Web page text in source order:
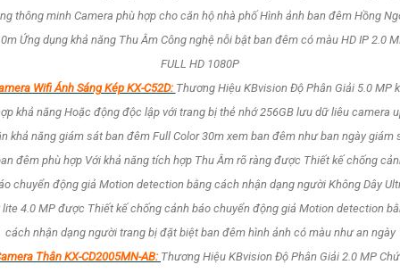
thông minh Camera phù hợp cho căn hộ nhà phố Hình ảnh ban đêm Hồng
Ứng dụng khả năng Thu Âm Công nghệ nỗi bật ban đêm có màu HD IP 2.0
FULL HD 1080P
Wifi Ánh Sáng Kép KX-C52D: Thương Hiệu KBvision Độ Phân Giải 5.0 MP
khả năng Hoặc động độc lập với trang bị thẻ nhớ 256GB lưu dữ liêu camera
khả năng giám sát ban đêm Full Color 30m xem ban đêm như ban ngày giám
đêm phù hợp Với khả năng tích hợp Thu Âm rõ ràng được Thiết kế chống
chuyển động giả Motion detection bằng cách nhận dạng người Không Dây
lite 4.0 MP được Thiết kế chống cảnh báo chuyển động giả Motion detection
cách nhận dạng người trang bị đặt biệt ban đêm hình ảnh có màu như an ngày
Thân KX-CD2005MN-AB: Thương Hiệu KBvision Độ Phân Giải 2.0 MP